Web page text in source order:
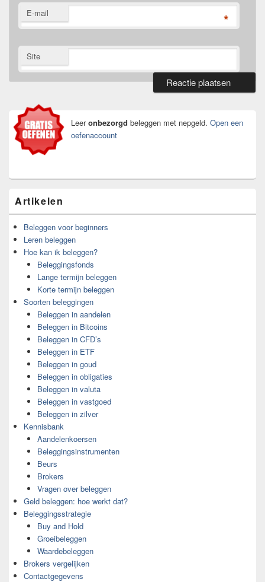
E-mail *
Site
zijbalk
widget
gebied
Leeronbezorgd beleggen met nepgeld. Open een
oefenaccount
Artikelen
Beleggen voor beginners
Leren beleggen
Hoe kan ik beleggen?
Beleggingsfonds
Lange termijn beleggen
Korte termijn beleggen
Soorten beleggingen
Beleggen in aandelen
Beleggen in Bitcoins
Beleggen in CFD’s
Beleggen in ETF
Beleggen in goud
Beleggen in obligaties
Beleggen in valuta
Beleggen in vastgoed
Beleggen in zilver
Kennisbank
Aandelenkoersen
Beleggingsinstrumenten
Beurs
Brokers
Vragen over beleggen
Geld beleggen: hoe werkt dat?
Beleggingsstrategie
Buy and Hold
Groeibeleggen
Waardebeleggen
Brokers vergelijken
Contactgegevens